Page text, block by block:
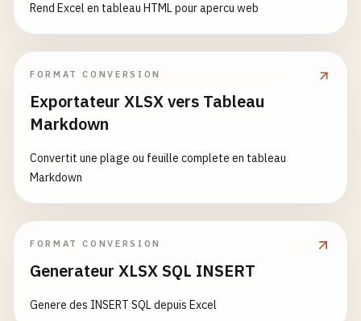
Rend Excel en tableau HTML pour apercu web
FORMAT CONVERSION
Exportateur XLSX vers Tableau
Markdown
Convertit une plage ou feuille complete en tableau
Markdown
FORMAT CONVERSION
Generateur XLSX SQL INSERT
Genere des INSERT SQL depuis Excel